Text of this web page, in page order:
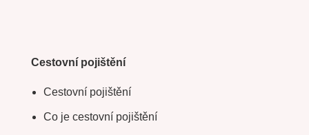
Cestovní pojištění
Cestovní pojištění
Co je cestovní pojištění